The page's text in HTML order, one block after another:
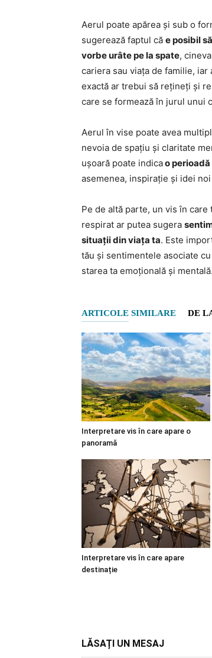
Aerul poate apărea și sub o
sugerează faptul că e posibil
vorbe urâte pe la spate,
cariera sau viața de familie,
exactă ar trebui să rețineți și
care se formează în jurul unui
Aerul în vise poate avea
nevoia de spațiu și claritate
ușoară poate indicao
asemenea, inspirație și idei
Pe de altă parte, un vis în
respirat ar putea sugera
situații din viața ta. Este
tău și sentimentele asociate
starea ta emoțională și mentală.
ARTICOLE SIMILARE DE
Interpretare vis în care apare o
panoramă
Interpretare vis în care apare
destinație
LĂSAȚI UN MESAJ